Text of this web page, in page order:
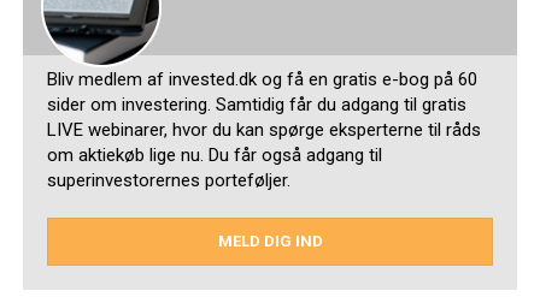
Bliv medlem af invested.dk og få en gratis e-bog på 60
sider om investering. Samtidig får du adgang til gratis
LIVE webinarer, hvor du kan spørge eksperterne til råds
om aktiekøb lige nu. Du får også adgang til
superinvestorernes porteføljer.
MELD DIG IND